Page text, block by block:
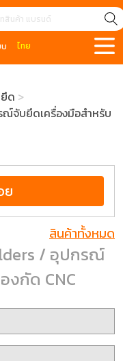
บ ไทย
ด
จับยึดเครื่องมือสำหรับ
ย
สินค้าทั้งหมด
/ อุปกรณ์
งกัด CNC